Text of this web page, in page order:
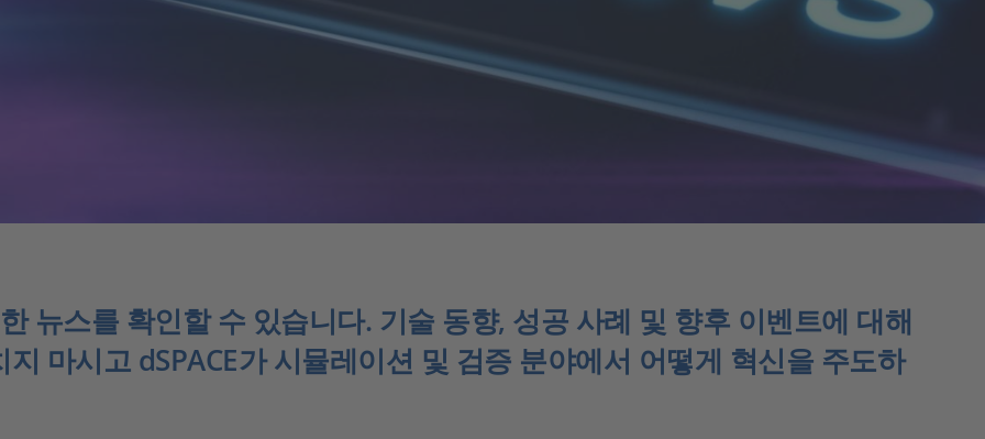
뉴스를 확인할 수 있습니다. 기술 동향, 성공 사례 및 향후 이벤트에 대해
마시고 dSPACE가 시뮬레이션 및 검증 분야에서 어떻게 혁신을 주도하